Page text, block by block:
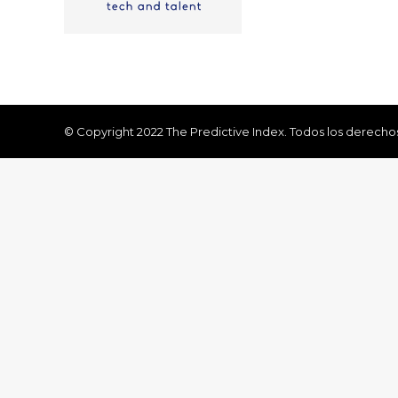
© Copyright 2022 The Predictive Index. Todos los